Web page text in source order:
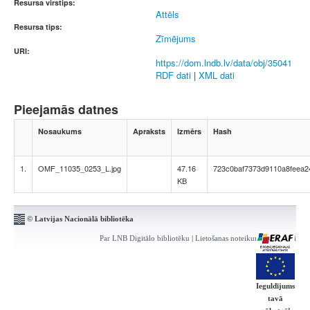
Resursa virstips:
Attēls
Resursa tips:
Zīmējums
URI:
https://dom.lndb.lv/data/obj/35041
RDF dati | XML dati
Pieejamās datnes
Nosaukums Apraksts Izmērs Hash
1. OMF_11035_0253_L.jpg
47.16
KB
© Latvijas Nacionālā bibliotēka
Par LNB Digitālo bibliotēku | Lietošanas noteikumi | Kontakti
Ieguldījums
tavā